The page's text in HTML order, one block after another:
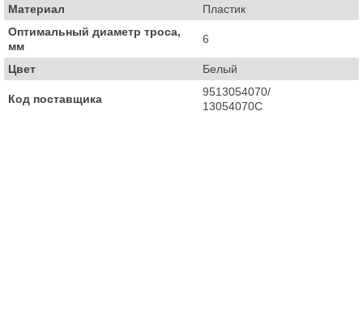
Материал
Пластик
Оптимальный диаметр троса,
мм
6
Цвет Белый
Код поставщика
9513054070/
13054070C